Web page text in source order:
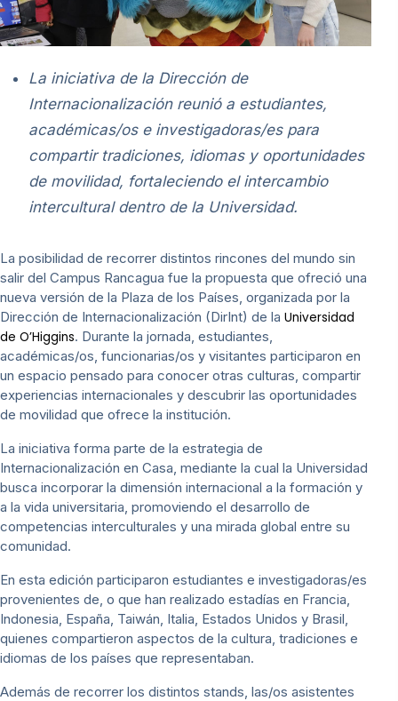
La iniciativa de la Dirección de
Internacionalización reunió a estudiantes,
académicas/os e investigadoras/es para
compartir tradiciones, idiomas y oportunidades
de movilidad, fortaleciendo el intercambio
intercultural dentro de la Universidad.
La posibilidad de recorrer distintos rincones del mundo sin
salir del Campus Rancagua fue la propuesta que ofreció una
nueva versión de la Plaza de los Países, organizada por la
Dirección de Internacionalización (DirInt) de la Universidad
de O’Higgins. Durante la jornada, estudiantes,
académicas/os, funcionarias/os y visitantes participaron en
un espacio pensado para conocer otras culturas, compartir
experiencias internacionales y descubrir las oportunidades
de movilidad que ofrece la institución.
La iniciativa forma parte de la estrategia de
Internacionalización en Casa, mediante la cual la Universidad
busca incorporar la dimensión internacional a la formación y
a la vida universitaria, promoviendo el desarrollo de
competencias interculturales y una mirada global entre su
comunidad.
En esta edición participaron estudiantes e investigadoras/es
provenientes de, o que han realizado estadías en Francia,
Indonesia, España, Taiwán, Italia, Estados Unidos y Brasil,
quienes compartieron aspectos de la cultura, tradiciones e
idiomas de los países que representaban.
Además de recorrer los distintos stands, las/os asistentes